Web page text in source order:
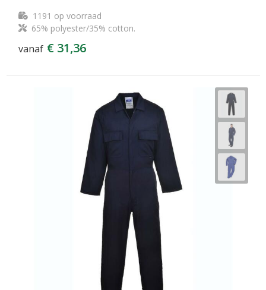
1191 op voorraad
65% polyester/35% cotton.
vanaf € 31,36